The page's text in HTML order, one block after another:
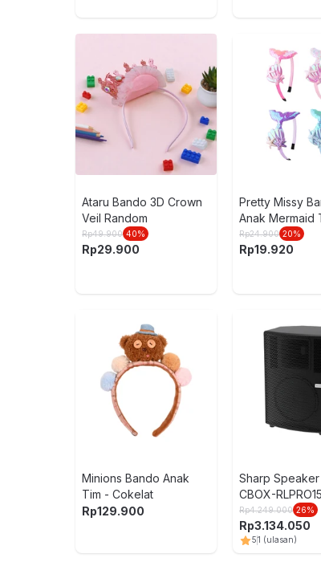
Ataru Bando 3D Crown
Veil Random
Rp49.900 40%
Rp29.900
Pretty Missy
Anak Mermaid
Random
Rp24.900 20%
Rp19.920
Minions Bando Anak
Tim - Cokelat
Rp129.900
Sharp
CBOX-
Rp4.249.000 26%
Rp3.134.050
51 (ulasan)